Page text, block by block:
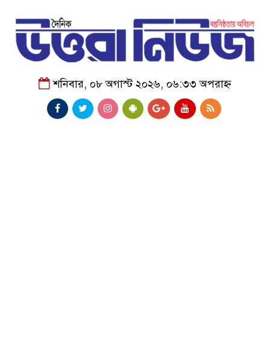
শনিবার, ০৮ অগাস্ট ২০২৬, ০৬:৩৩ অপরাহ্ন